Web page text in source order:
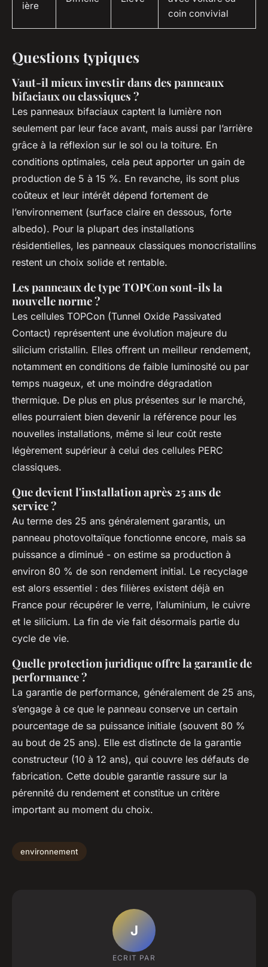
ière
coin convivial
Questions typiques
Vaut-il mieux investir dans des panneaux
bifaciaux ou classiques ?
Les panneaux bifaciaux captent la lumière non
seulement par leur face avant, mais aussi par l’arrière
grâce à la réflexion sur le sol ou la toiture. En
conditions optimales, cela peut apporter un gain de
production de 5 à 15 %. En revanche, ils sont plus
coûteux et leur intérêt dépend fortement de
l’environnement (surface claire en dessous, forte
albedo). Pour la plupart des installations
résidentielles, les panneaux classiques monocristallins
restent un choix solide et rentable.
Les panneaux de type TOPCon sont-ils la
nouvelle norme ?
Les cellules TOPCon (Tunnel Oxide Passivated
Contact) représentent une évolution majeure du
silicium cristallin. Elles offrent un meilleur rendement,
notamment en conditions de faible luminosité ou par
temps nuageux, et une moindre dégradation
thermique. De plus en plus présentes sur le marché,
elles pourraient bien devenir la référence pour les
nouvelles installations, même si leur coût reste
légèrement supérieur à celui des cellules PERC
classiques.
Que devient l'installation après 25 ans de
service ?
Au terme des 25 ans généralement garantis, un
panneau photovoltaïque fonctionne encore, mais sa
puissance a diminué - on estime sa production à
environ 80 % de son rendement initial. Le recyclage
est alors essentiel : des filières existent déjà en
France pour récupérer le verre, l’aluminium, le cuivre
et le silicium. La fin de vie fait désormais partie du
cycle de vie.
Quelle protection juridique offre la garantie de
performance ?
La garantie de performance, généralement de 25 ans,
s’engage à ce que le panneau conserve un certain
pourcentage de sa puissance initiale (souvent 80 %
au bout de 25 ans). Elle est distincte de la garantie
constructeur (10 à 12 ans), qui couvre les défauts de
fabrication. Cette double garantie rassure sur la
pérennité du rendement et constitue un critère
important au moment du choix.
environnement
J
ECRIT PAR